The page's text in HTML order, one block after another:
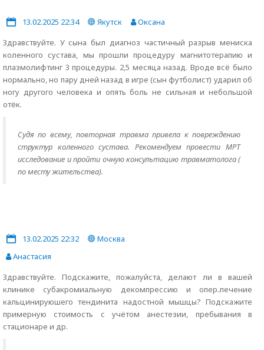
13.02.2025 22:34 Якутск
Оксана
Здравствуйте. У сына был диагноз частичный разрыв мениска
коленного сустава, мы прошли процедуру магнитотерапию и
плазмолифтинг 3 процедуры. 2,5 месяца назад. Вроде всё было
нормально, но пару дней назад в игре (сын футболист) ударил об
ногу другого человека и опять боль не сильная и небольшой
отёк.
Судя по всему, повторная травма привела к повреждению
структур коленного сустава. Рекомендуем провести МРТ
исследование и пройти очную консультацию травматолога (
по месту жительства).
13.02.2025 22:32
Москва
Анастасия
Здравствуйте. Подскажите, пожалуйста, делают ли в вашей
клинике субакромиальную декомпрессию и опер.лечение
кальцинируюшего тендинита надостной мышцы? Подскажите
примерную стоимость с учётом анестезии, пребывания в
стационаре и др.